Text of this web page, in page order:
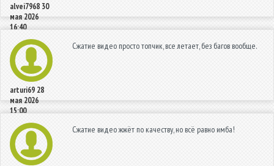
alvei7968 30
мая 2026
16:40
arturi69 28
мая 2026
15:00
Сжатие видео просто топчик, все летает, без багов вообще.
Сжатие видео жжёт по качеству, но всё равно имба!